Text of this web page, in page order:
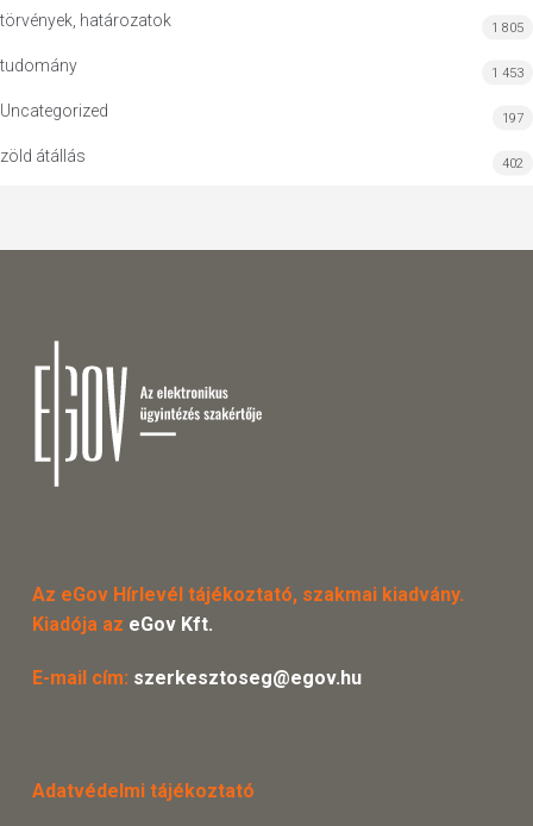
törvények, határozatok 1 805
tudomány 1 453
Uncategorized 197
zöld átállás 402
Az eGov Hírlevél tájékoztató, szakmai kiadvány.
Kiadója az eGov Kft.
E-mail cím: szerkesztoseg@egov.hu
Adatvédelmi tájékoztató